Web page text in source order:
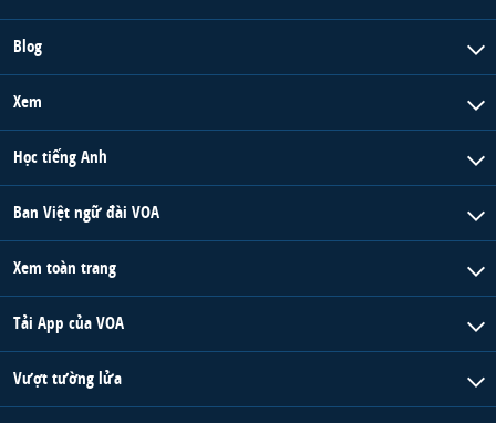
Blog
Xem
Học tiếng Anh
Ban Việt ngữ đài VOA
Xem toàn trang
Tải App của VOA
Vượt tường lửa